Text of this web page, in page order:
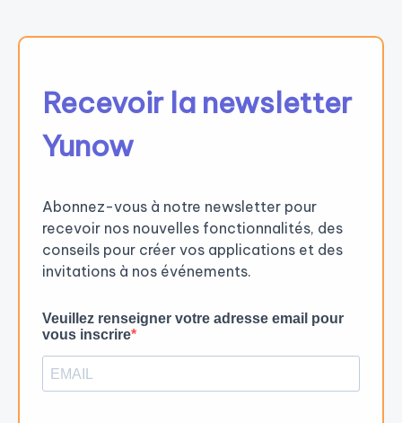
Recevoir la newsletter
Yunow
Abonnez-vous à notre newsletter pour
recevoir nos nouvelles fonctionnalités, des
conseils pour créer vos applications et des
invitations à nos événements.
Veuillez renseigner votre adresse email pour
vous inscrire